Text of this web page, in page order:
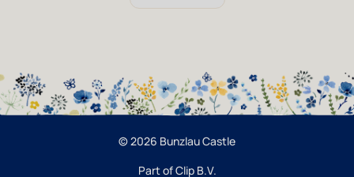
© 2026 Bunzlau Castle
Part of Clip B.V.